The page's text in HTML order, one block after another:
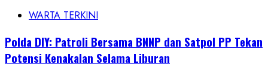
ke-
Polda
DIY
WARTA TERKINI
Polda DIY: Patroli Bersama BNNP dan Satpol PP Tekan
Potensi Kenakalan Selama Liburan